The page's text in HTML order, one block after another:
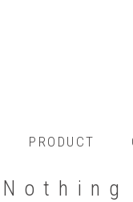
PRODUCT
Nothing